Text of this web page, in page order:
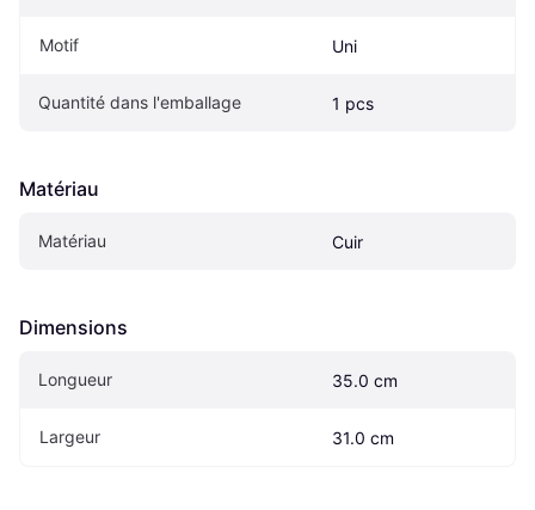
Motif Uni
Quantité dans l'emballage 1 pcs
Matériau
Matériau Cuir
Dimensions
Longueur 35.0 cm
Largeur 31.0 cm